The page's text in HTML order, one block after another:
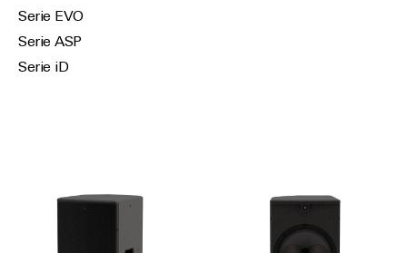
Serie EVO
Serie ASP
Serie iD